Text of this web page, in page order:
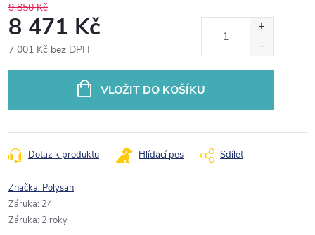
9 850 Kč
8 471 Kč
7 001 Kč bez DPH
VLOŽIT DO KOŠÍKU
Dotaz k produktu Hlídací pes Sdílet
Značka: Polysan
Záruka: 24
Záruka: 2 roky